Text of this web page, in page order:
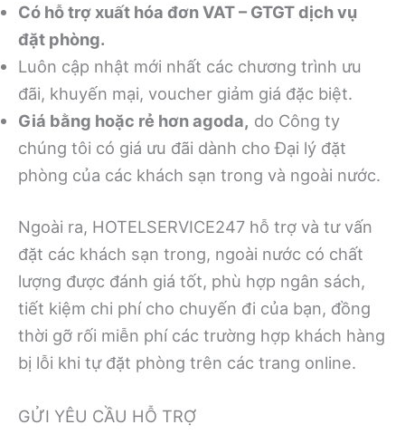
Có hỗ trợ xuất hóa đơn VAT – GTGT dịch vụ
đặt phòng.
Luôn cập nhật mới nhất các chương trình ưu
đãi, khuyến mại, voucher giảm giá đặc biệt.
Giá bằng hoặc rẻ hơn agoda, do Công ty
chúng tôi có giá ưu đãi dành cho Đại lý đặt
phòng của các khách sạn trong và ngoài nước.
Ngoài ra, HOTELSERVICE247 hỗ trợ và tư vấn
đặt các khách sạn trong, ngoài nước có chất
lượng được đánh giá tốt, phù hợp ngân sách,
tiết kiệm chi phí cho chuyến đi của bạn, đồng
thời gỡ rối miễn phí các trường hợp khách hàng
bị lỗi khi tự đặt phòng trên các trang online.
GỬI YÊU CẦU HỖ TRỢ